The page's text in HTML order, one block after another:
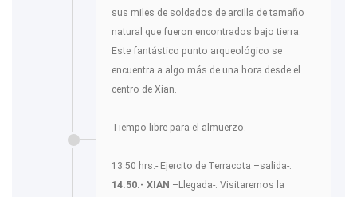
sus miles de soldados de arcilla de tamaño
natural que fueron encontrados bajo tierra.
Este fantástico punto arqueológico se
encuentra a algo más de una hora desde el
centro de Xian.
Tiempo libre para el almuerzo.
13.50 hrs.- Ejercito de Terracota –salida-.
14.50.- XIAN –Llegada-. Visitaremos la